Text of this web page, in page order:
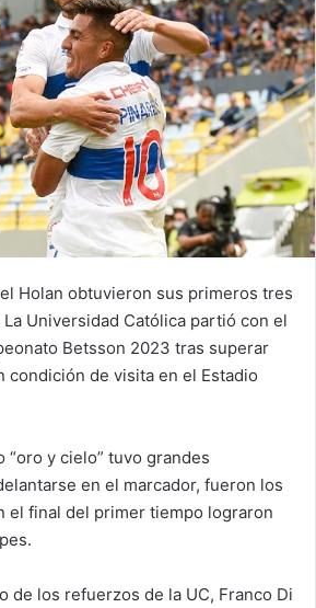
Holan obtuvieron sus primeros tres
Universidad Católica partió con el
Betsson 2023 tras superar
condición de visita en el Estadio
“oro y cielo” tuvo grandes
en el marcador, fueron los
el final del primer tiempo lograron
de los refuerzos de la UC, Franco Di